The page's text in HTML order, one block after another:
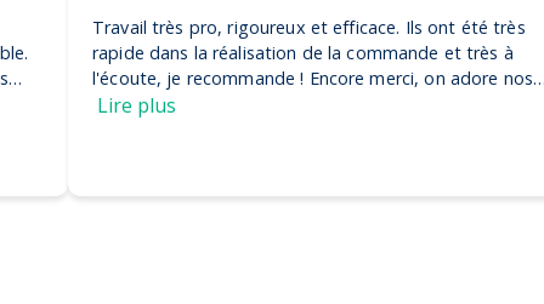
Travail très pro, rigoureux et efficace. Ils ont été très
rapide dans la réalisation de la commande et très à
l'écoute, je recommande ! Encore merci, on adore nos
casquettes
Lire plus